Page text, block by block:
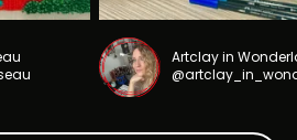
Artclay in